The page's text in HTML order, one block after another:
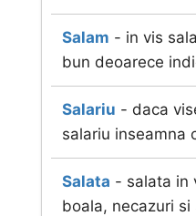
Salam - in vis
bun deoarece
Salariu - daca
salariu inseamna
Salata - salata in
boala, necazuri si